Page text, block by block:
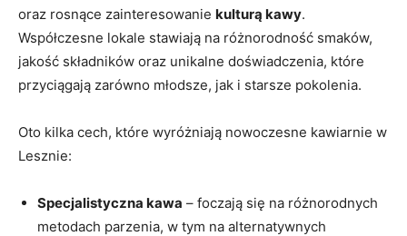
oraz rosnące zainteresowanie kulturą kawy.
Współczesne lokale stawiają na różnorodność smaków,
jakość składników oraz unikalne doświadczenia, które
przyciągają zarówno młodsze, jak i starsze pokolenia.
Oto kilka cech, które wyróżniają nowoczesne kawiarnie w
Lesznie:
Specjalistyczna kawa – foczają się na różnorodnych
metodach parzenia, w tym na alternatywnych